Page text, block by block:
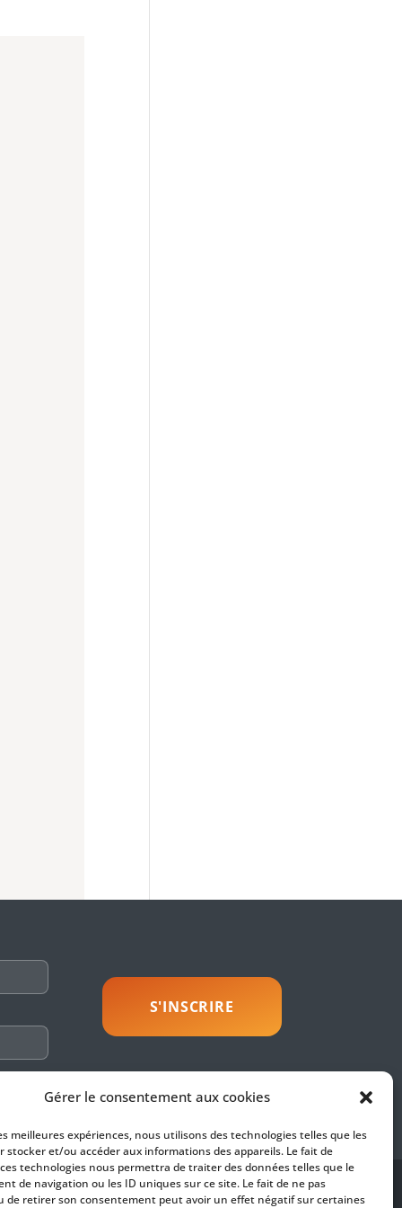
Gérer le consentement aux cookies
meilleures expériences, nous utilisons des technologies telles que les
stocker et/ou accéder aux informations des appareils. Le fait de
technologies nous permettra de traiter des données telles que le
de navigation ou les ID uniques sur ce site. Le fait de ne pas
de retirer son consentement peut avoir un effet négatif sur certaines
SUIVEZ-NOUS